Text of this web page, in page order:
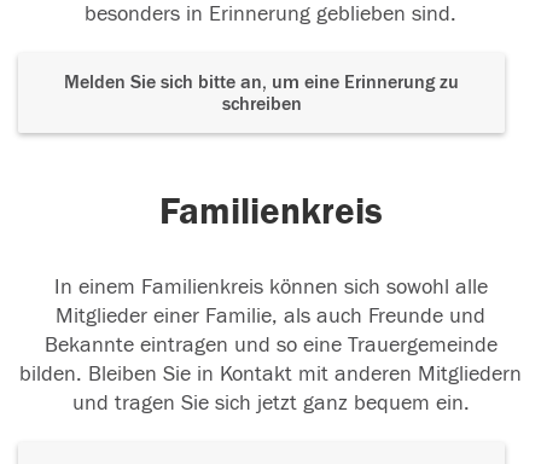
besonders in Erinnerung geblieben sind.
Melden Sie sich bitte an, um eine Erinnerung zu
schreiben
Familienkreis
In einem Familienkreis können sich sowohl alle
Mitglieder einer Familie, als auch Freunde und
Bekannte eintragen und so eine Trauergemeinde
bilden. Bleiben Sie in Kontakt mit anderen Mitgliedern
und tragen Sie sich jetzt ganz bequem ein.